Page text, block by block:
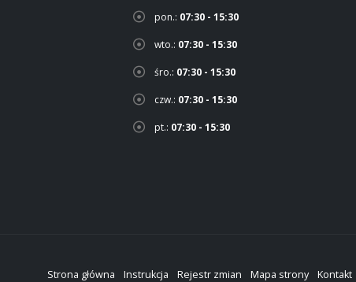
pon.: 07:30 - 15:30
wto.: 07:30 - 15:30
śro.: 07:30 - 15:30
czw.: 07:30 - 15:30
pt.: 07:30 - 15:30
Strona główna Instrukcja Rejestr zmian Mapa strony Kontakt